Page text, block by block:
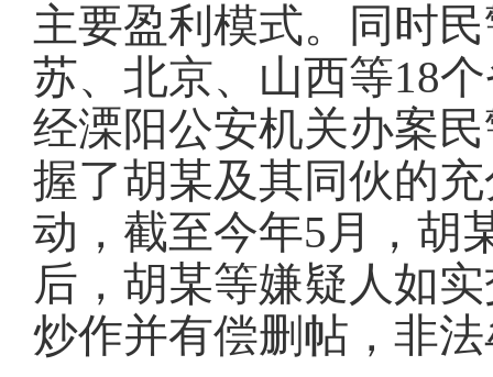
主要盈利模式。同时
苏、北京、山西等18
经溧阳公安机关办案
握了胡某及其同伙的
动，截至今年5月，胡
后，胡某等嫌疑人如
炒作并有偿删帖，非